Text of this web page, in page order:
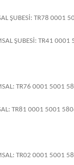
ŞUBESİ: TR78 0001
ŞUBESİ: TR41
TR76 0001 5001
TR81 0001 5001
TR02 0001 5001